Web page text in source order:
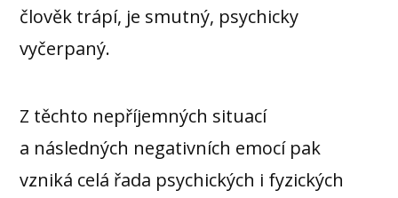
člověk trápí, je smutný, psychicky
vyčerpaný.
Z těchto nepříjemných situací
a následných negativních emocí pak
vzniká celá řada psychických i fyzických